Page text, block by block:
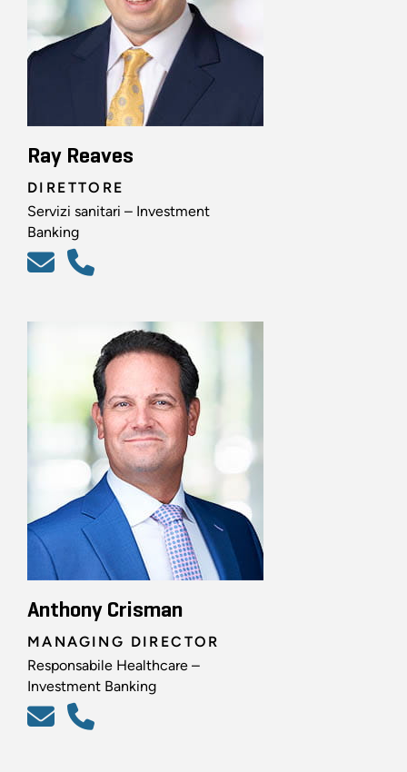
Ray Reaves
DIRETTORE
Servizi sanitari – Investment
Banking
Anthony Crisman
MANAGING DIRECTOR
Responsabile Healthcare –
Investment Banking